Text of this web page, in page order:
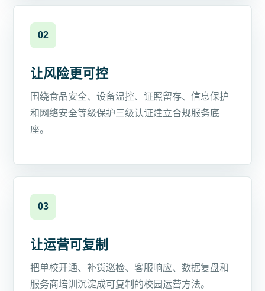
02
让风险更可控
围绕食品安全、设备温控、证照留存、信息保护
和网络安全等级保护三级认证建立合规服务底
座。
03
让运营可复制
把单校开通、补货巡检、客服响应、数据复盘和
服务商培训沉淀成可复制的校园运营方法。